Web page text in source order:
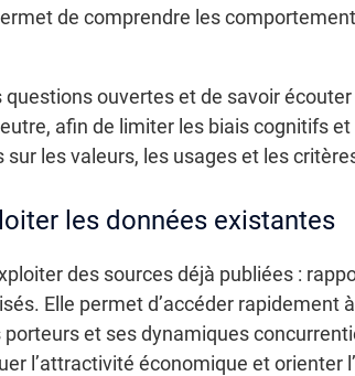
de comprendre les
ouvertes et de savoir
afin de limiter les biais cognitifs
les valeurs, les usages et les
les données existantes
des sources déjà publiées :
Elle permet d’accéder rapidement
et ses dynamiques
l’attractivité économique et orienter